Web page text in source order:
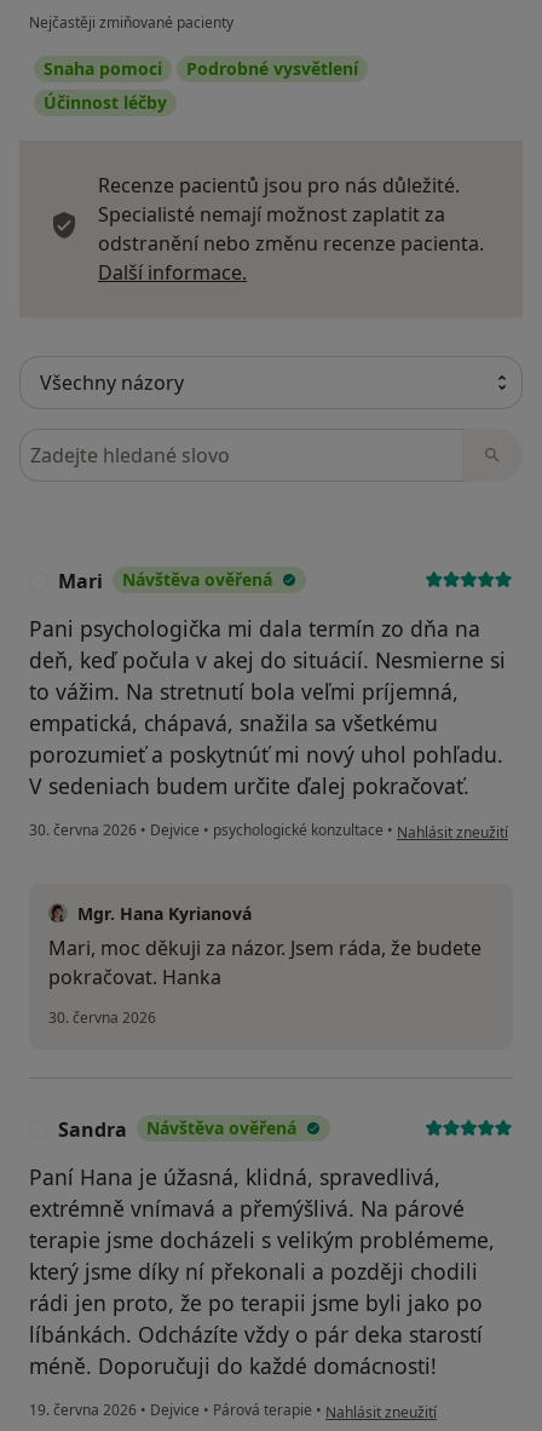
Nejčastěji zmiňované pacienty
Snaha pomoci
Podrobné vysvětlení
Účinnost léčby
Recenze pacientů jsou pro nás důležité.
Specialisté nemají možnost zaplatit za
odstranění nebo změnu recenze pacienta.
Další informace.
Hledejte v názorech
Mari Návštěva ověřená
Pani psychologička mi dala termín zo dňa na
deň, keď počula v akej do situácií. Nesmierne si
to vážim. Na stretnutí bola veľmi príjemná,
empatická, chápavá, snažila sa všetkému
porozumieť a poskytnúť mi nový uhol pohľadu.
V sedeniach budem určite ďalej pokračovať.
30. června 2026 • Dejvice • psychologické konzultace • podle názoru
Nahlásit zneužití
Mgr. Hana Kyrianová
Mari, moc děkuji za názor. Jsem ráda, že budete
pokračovat. Hanka
30. června 2026
Sandra Návštěva ověřená
Paní Hana je úžasná, klidná, spravedlivá,
extrémně vnímavá a přemýšlivá. Na párové
terapie jsme docházeli s velikým problémeme,
který jsme díky ní překonali a později chodili
rádi jen proto, že po terapii jsme byli jako po
líbánkách. Odcházíte vždy o pár deka starostí
méně. Doporučuji do každé domácnosti!
19. června 2026 • Dejvice • Párová terapie • podle názoru uživatele Sandra
Nahlásit zneužití